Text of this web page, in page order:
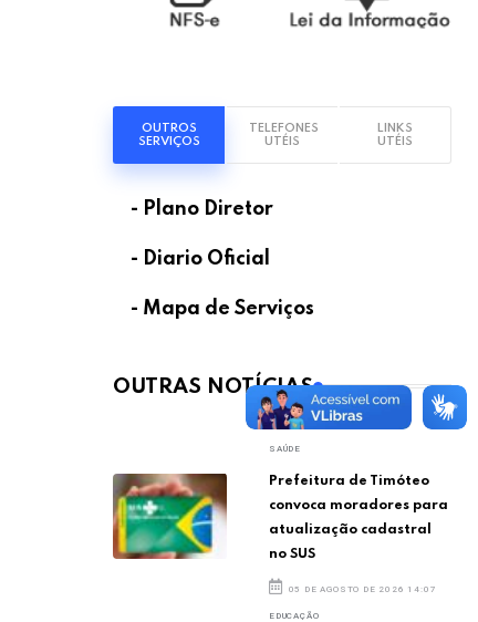
OUTROS
SERVIÇOS
TELEFONES
UTÉIS
LINKS
UTÉIS
- Plano Diretor
- Diario Oficial
- Mapa de Serviços
OUTRAS NOTÍCIAS
SAÚDE
Prefeitura de Timóteo
convoca moradores para
atualização cadastral
no SUS
05 DE AGOSTO DE 2026 14:07
EDUCAÇÃO